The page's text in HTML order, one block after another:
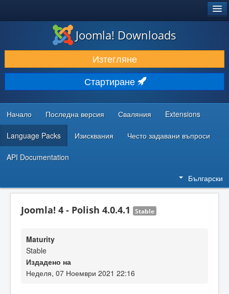
ИЗТЕГЛЯНЕ & РАЗШИРЯВАНЕ
ОТКРИВАЙТЕ & УЧЕТЕ
ОБЩНОСТ & ПОДДРЪЖКА
РЕСУРСИ ЗА РАЗРАБОТКА
Joomla! Downloads
Изтегляне
Стартиране
Начало Последна версия Сваляния Extensions
Language Packs Изисквания Често задавани въпроси
API Documentation
Български
Joomla! 4 - Polish 4.0.4.1 Stable
Maturity
Stable
Издадено на
Неделя, 07 Ноември 2021 22:16